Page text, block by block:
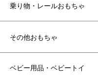
乗り物・レールおもちゃ
その他おもちゃ
ベビー用品・ベビートイ